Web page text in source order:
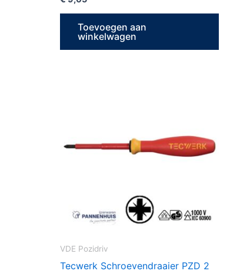
Toevoegen aan
winkelwagen
VDE Pozidriv
Tecwerk Schroevendraaier PZD 2